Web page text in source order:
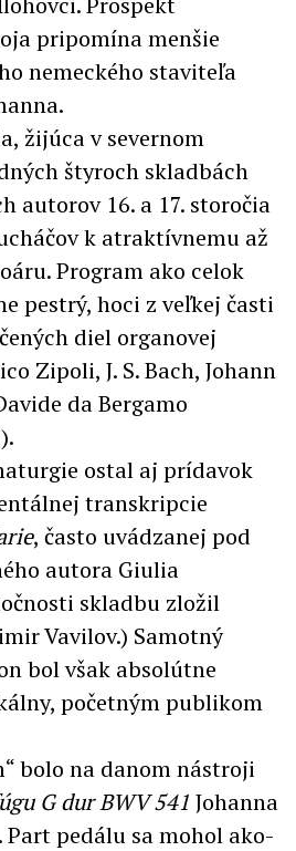
pripomína menšie
nemeckého staviteľa
žijúca v severnom
štyroch skladbách
autorov 16. a 17. storočia
k atraktívnemu až
Program ako celok
pestrý, hoci z veľkej časti
diel organovej
Zipoli, J. S. Bach, Johann
da Bergamo
ostal aj prídavok
transkripcie
, často uvádzanej pod
autora Giulia
skladbu zložil
Vavilov.) Samotný
bol však absolútne
početným publikom
bolo na danom nástroji
G dur BWV 541 Johanna
Part pedálu sa mohol ako-